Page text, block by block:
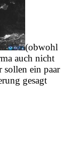
(obwohl
auch nicht
sollen ein paar
gesagt